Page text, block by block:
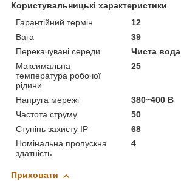
Користувальницькі характеристики
Гарантійний термін
12
Вага
39
Перекачувані середи
Чиста вода
Максимальна
температура робочої
рідини
25
Напруга мережі
380~400 В
Частота струму
50
Ступінь захисту IP
68
Номінальна пропускна
здатність
4
Приховати